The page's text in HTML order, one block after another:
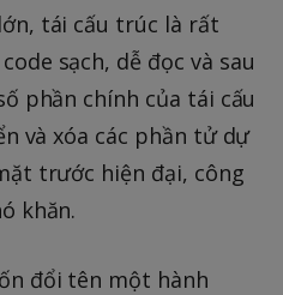
tái cấu trúc là rất
sạch, dễ đọc và sau
phần chính của tái cấu
và xóa các phần tử dự
trước hiện đại, công
khăn.
đổi tên một hành